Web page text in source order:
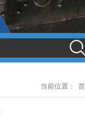
当前位置：